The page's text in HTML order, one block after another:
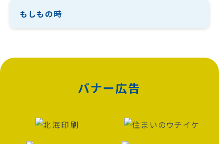
もしもの時
バナー広告